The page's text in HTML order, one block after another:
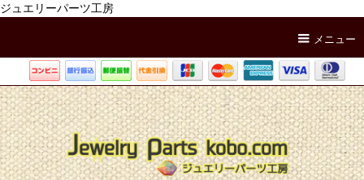
ジュエリーパーツ工房
メニュー